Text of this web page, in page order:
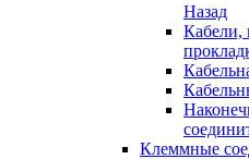
Назад
Кабели,
Клеммные